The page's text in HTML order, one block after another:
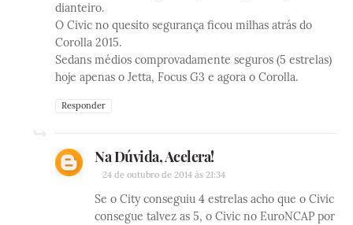
dianteiro.
O Civic no quesito segurança ficou milhas atrás do
Corolla 2015.
Sedans médios comprovadamente seguros (5 estrelas)
hoje apenas o Jetta, Focus G3 e agora o Corolla.
Responder
Na Dúvida, Acelera!
24 de outubro de 2014 às 21:34
Se o City conseguiu 4 estrelas acho que o Civic
consegue talvez as 5, o Civic no EuroNCAP por